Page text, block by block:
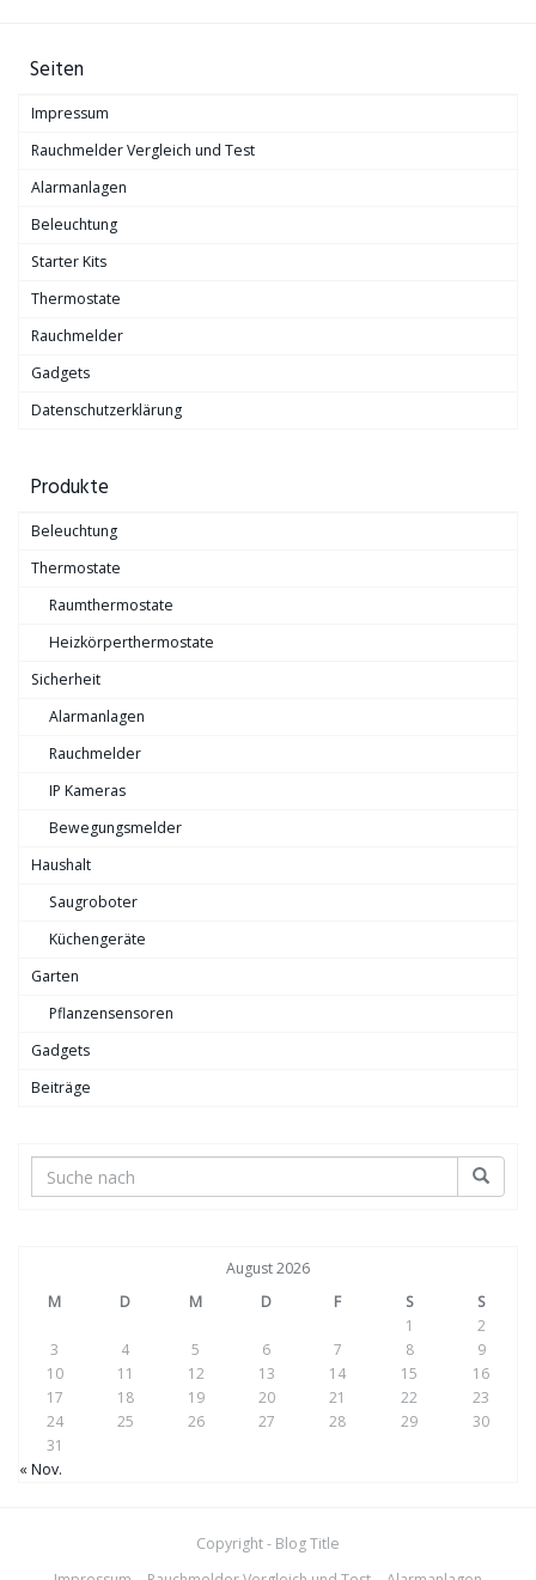
Seiten
Impressum
Rauchmelder Vergleich und Test
Alarmanlagen
Beleuchtung
Starter Kits
Thermostate
Rauchmelder
Gadgets
Datenschutzerklärung
Produkte
Beleuchtung
Thermostate
Raumthermostate
Heizkörperthermostate
Sicherheit
Alarmanlagen
Rauchmelder
IP Kameras
Bewegungsmelder
Haushalt
Saugroboter
Küchengeräte
Garten
Pflanzensensoren
Gadgets
Beiträge
August 2026
M
D M D F S
S
1
2
3
4 5 6 7 8
9
10
11 12 13 14 15
16
17
18 19 20 21 22
23
24
25 26 27 28 29
30
31
« Nov.
Copyright - Blog Title